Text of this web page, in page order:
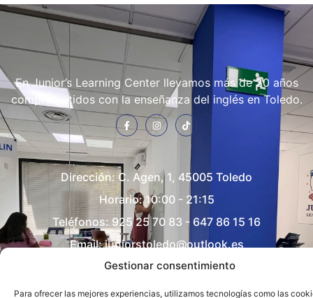
Gestionar consentimiento
Para ofrecer las mejores experiencias, utilizamos tecnologías como las
En Junior’s Learning Center llevamos más de 20 años
comprometidos con la enseñanza del inglés en Toledo.
Dirección:C. Agen, 1, 45005 Toledo
Horario: 10:00 - 21:15
Teléfonos:925 25 70 83 - 647 86 15 16
Email:juniorstoledo@outlook.es